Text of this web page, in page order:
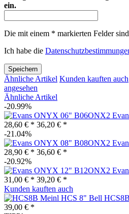
ein.
Die mit einem * markierten Felder
Ich habe die
Speichern
Ähnliche Artikel Kunden kauften auch
angesehen
Ähnliche Artikel
-20.99%
28,60 € * 36,20 € *
-21.04%
28,90 € * 36,60 € *
-20.92%
31,00 € * 39,20 € *
Kunden kauften auch
39,00 € *